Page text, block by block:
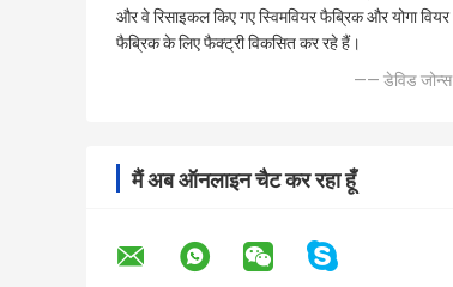
और वे रिसाइकल किए गए स्विमवियर फैब्रिक और योगा वियर
फैब्रिक के लिए फैक्ट्री विकसित कर रहे हैं।
—— डेविड जोन्स
मैं अब ऑनलाइन चैट कर रहा हूँ